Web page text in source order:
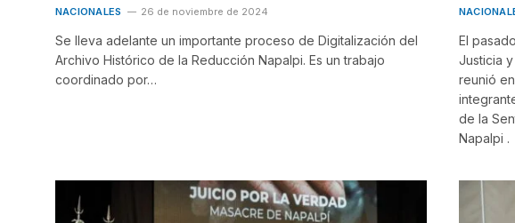
NACIONALES 26 de noviembre de 2024
Se lleva adelante un importante proceso de Digitalización del
Archivo Histórico de la Reducción Napalpi. Es un trabajo
coordinado por…
El
Justicia
reunió
de la
Napalpi .